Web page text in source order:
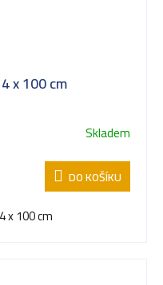
x 100 cm
Skladem
DO KOŠÍKU
x 100 cm